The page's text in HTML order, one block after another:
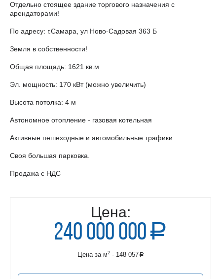
Отдельно стоящее здание торгового назначения с
арендаторами!
По адресу: г.Самара, ул Ново-Садовая 363 Б
Земля в собственности!
Общая площадь: 1621 кв.м
Эл. мощность: 170 кВт (можно увеличить)
Высота потолка: 4 м
Автономное отопление - газовая котельная
Активные пешеходные и автомобильные трафики.
Своя большая парковка.
Продажа с НДС
Цена:
240 000 000 a
руб.Цена за м2- 148 057 a